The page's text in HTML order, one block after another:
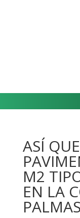
ASÍ
M2
EN LA
PALMAS